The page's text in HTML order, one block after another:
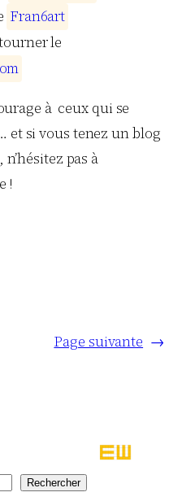
Fran6art
le
m
à ceux qui se
et si vous tenez un blog
pas à
!
Page suivante →
Rechercher